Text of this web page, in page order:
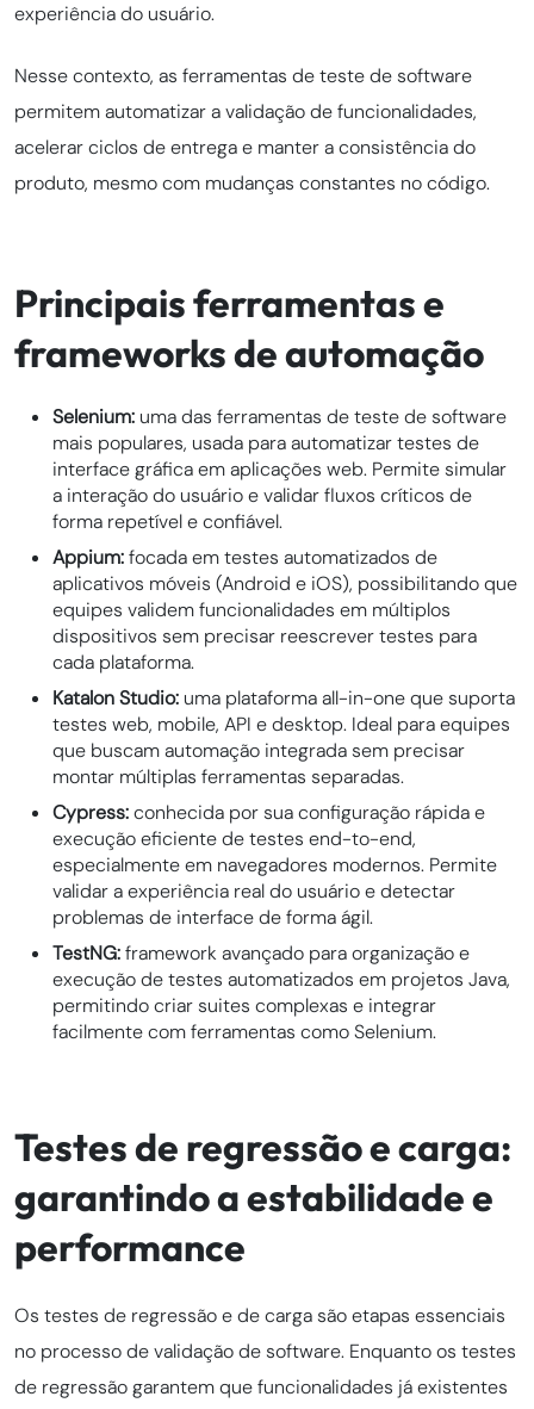
experiência do usuário.
Nesse contexto, as ferramentas de teste de software
permitem automatizar a validação de funcionalidades,
acelerar ciclos de entrega e manter a consistência do
produto, mesmo com mudanças constantes no código.
Principais ferramentas e
frameworks de automação
Selenium: uma das ferramentas de teste de software
mais populares, usada para automatizar testes de
interface gráfica em aplicações web. Permite simular
a interação do usuário e validar fluxos críticos de
forma repetível e confiável.
Appium:focada em testes automatizados de
aplicativos móveis (Android e iOS), possibilitando que
equipes validem funcionalidades em múltiplos
dispositivos sem precisar reescrever testes para
cada plataforma.
Katalon Studio: uma plataforma all-in-one que suporta
testes web, mobile, API e desktop. Ideal para equipes
que buscam automação integrada sem precisar
montar múltiplas ferramentas separadas.
Cypress:conhecida por sua configuração rápida e
execução eficiente de testes end-to-end,
especialmente em navegadores modernos. Permite
validar a experiência real do usuário e detectar
problemas de interface de forma ágil.
TestNG:framework avançado para organização e
execução de testes automatizados em projetos Java,
permitindo criar suites complexas e integrar
facilmente com ferramentas como Selenium.
Testes de regressão e carga:
garantindo a estabilidade e
performance
Os testes de regressão e de carga são etapas essenciais
no processo de validação de software. Enquanto os testes
de regressão garantem que funcionalidades já existentes